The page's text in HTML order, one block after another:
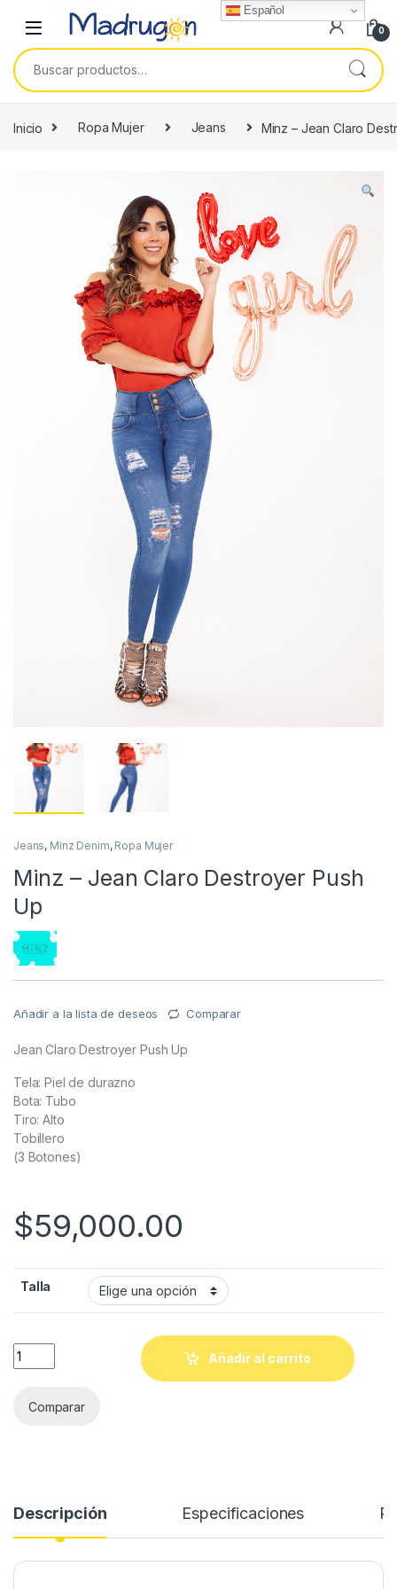
0
Buscar por:
Inicio Ropa Mujer Jeans Minz – Jean Claro
Jeans, Minz Denim, Ropa Mujer
Minz – Jean Claro Destroyer Push
Up
Añadir a la lista de deseos Comparar
Jean Claro Destroyer Push Up
Tela: Piel de durazno
Bota: Tubo
Tiro: Alto
Tobillero
(3 Botones)
$59,000.00
Talla
Quantity
Añadir al carrito
Comparar
Descripción Especificaciones
Español